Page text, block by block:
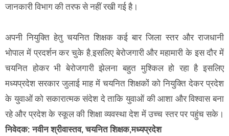
जानकारी विभाग की तरफ से नहीं रखी गई है।
अपनी नियुक्ति हेतु चयनित शिक्षक कई बार जिला स्तर और राजधानी
भोपाल में प्रदर्शन कर चुके है,इसलिए बेरोजगारी और महामारी के इस दौर में
चयनित होकर भी बेरोजगारी झेलना बहुत मुश्किल हो रहा है इसलिए
मध्यप्रदेश सरकार जुलाई माह में चयनित शिक्षकों को नियुक्ति देकर प्रदेश
के युवाओं को सकारात्मक संदेश दे ताकि युवाओं की आशा और विश्वास बना
रहे और प्रदेश के स्कूल की शिक्षा व्यवस्था देश में उच्च स्तर पर पहुंच सके।
निवेदक: नवीन श्रीवास्तव, चयनित शिक्षक,मध्यप्रदेश